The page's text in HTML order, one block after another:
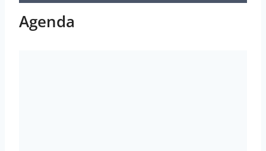
Agenda